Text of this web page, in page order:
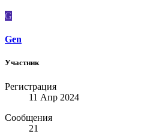
G
Gen
Участник
Регистрация
11 Апр 2024
Сообщения
21